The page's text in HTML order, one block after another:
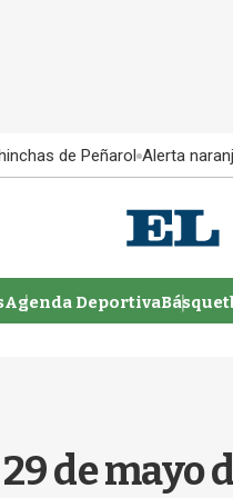
de Peñarol Alerta
Agenda Deportiva
de mayo